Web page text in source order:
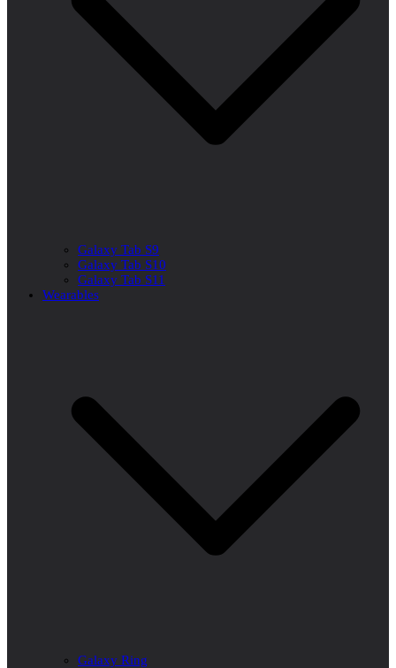
Galaxy Tab S9
Galaxy Tab S10
Galaxy Tab S11
Wearables
Galaxy Ring